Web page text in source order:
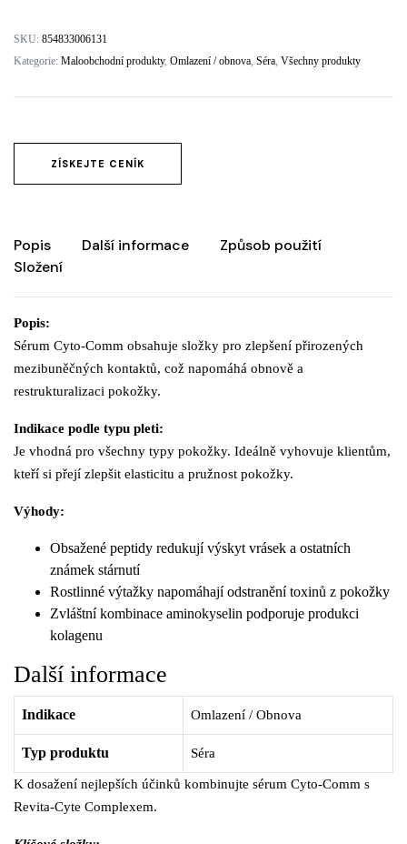
SKU: 854833006131
Kategorie: Maloobchodní produkty, Omlazení / obnova, Séra, Všechny produkty
ZÍSKEJTE CENÍK
Popis Další informace
Způsob použití
Složení
Popis:
Sérum Cyto-Comm obsahuje složky pro zlepšení přirozených
mezibuněčných kontaktů, což napomáhá obnově a
restrukturalizaci pokožky.
Indikace podle typu pleti:
Je vhodná pro všechny typy pokožky. Ideálně vyhovuje klientům,
kteří si přejí zlepšit elasticitu a pružnost pokožky.
Výhody:
Obsažené peptidy redukují výskyt vrásek a ostatních
známek stárnutí
Rostlinné výtažky napomáhají odstranění toxinů z pokožky
Zvláštní kombinace aminokyselin podporuje produkci
kolagenu
Další informace
Indikace Omlazení / Obnova
Typ produktu Séra
K dosažení nejlepších účinků kombinujte sérum Cyto-Comm s
Revita-Cyte Complexem.